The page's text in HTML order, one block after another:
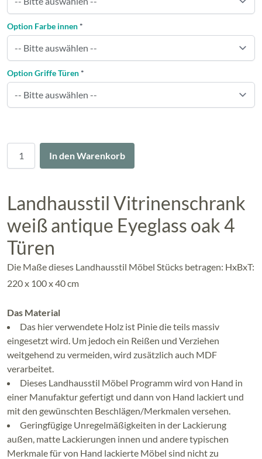
In den Warenkorb
Option Farbe innen *
Option Griffe Türen *
Landhausstil Vitrinenschrank
weiß antique Eyeglass oak 4
Türen
Die Maße dieses Landhausstil Möbel Stücks betragen: HxBxT:
220 x 100 x 40 cm
Das Material
Das hier verwendete Holz ist Pinie die teils massiv
eingesetzt wird. Um jedoch ein Reißen und Verziehen
weitgehend zu vermeiden, wird zusätzlich auch MDF
verarbeitet.
Dieses Landhausstil Möbel Programm wird von Hand in
einer Manufaktur gefertigt und dann von Hand lackiert und
mit den gewünschten Beschlägen/Merkmalen versehen.
Geringfügige Unregelmäßigkeiten in der Lackierung
außen, matte Lackierungen innen und andere typischen
Merkmale für von Hand lackierte Möbel sind nicht zu